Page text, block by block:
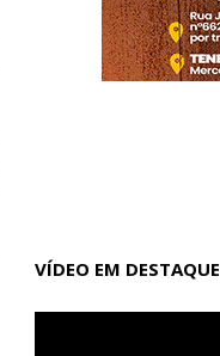
VÍDEO EM DESTAQUE